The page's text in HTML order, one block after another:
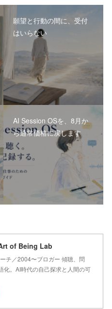
願望と行動の間に、受付
はいらない
AI Session OSを、8月か
ら通常価格に戻します
of Being Lab
チ／2004〜ブロガー 傾聴、問
化。AI時代の自己探求と人間の可